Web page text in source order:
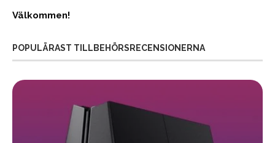
Välkommen!
POPULÄRAST TILLBEHÖRSRECENSIONERNA